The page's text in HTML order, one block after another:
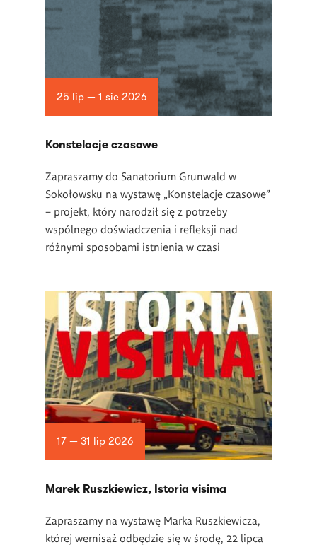
25 lip — 1 sie 2026
Konstelacje czasowe
Zapraszamy do Sanatorium Grunwald w
Sokołowsku na wystawę „Konstelacje czasowe”
– projekt, który narodził się z potrzeby
wspólnego doświadczenia i refleksji nad
różnymi sposobami istnienia w czasi
17 — 31 lip 2026
Marek Ruszkiewicz, Istoria visima
Zapraszamy na wystawę Marka Ruszkiewicza,
której wernisaż odbędzie się w środę, 22 lipca